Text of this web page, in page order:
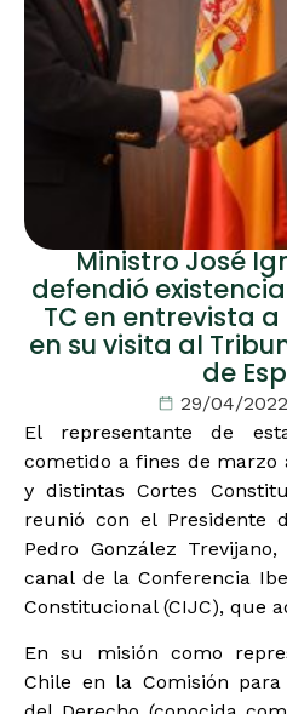
Ministro José
defendió
TC en entrevista
en su visita al
de
29/04/2022
El representante de
cometido a fines de marzo
y distintas Cortes
reunió con el Presidente
Pedro González
canal de la Conferencia
Constitucional (CIJC), que
En su misión como
Chile en la Comisión